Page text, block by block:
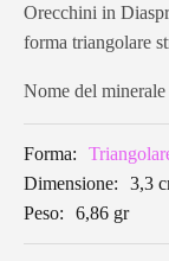
striato
e
BBEA03
quantità
Orecchini in
forma triangolare
Nome del
Forma:
Dimensione:
3,3
Peso:
6,86 gr